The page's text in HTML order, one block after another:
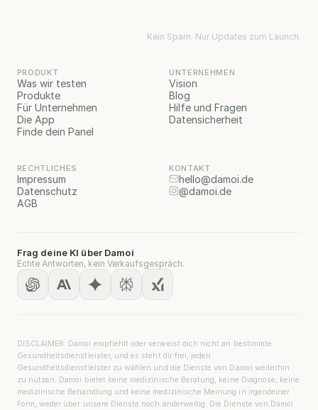
Kein Spam. Nur Updates zum Launch.
PRODUKT
Was wir testen
Produkte
Für Unternehmen
Die App
Finde dein Panel
UNTERNEHMEN
Vision
Blog
Hilfe und Fragen
Datensicherheit
RECHTLICHES
Impressum
Datenschutz
AGB
KONTAKT
hello@damoi.de
@damoi.de
Frag deine KI über Damoi
Echte Antworten, kein Verkaufsgespräch.
DISCLAIMER: Damoi empfiehlt oder verweist dich nicht an bestimmte
Gesundheitsdienstleister, und es steht dir frei, jeden
Gesundheitsdienstleister zu wählen und die Dienste von Damoi weiterhin
zu nutzen. Damoi bietet keine medizinische Beratung, keine Diagnose, keine
medizinische Behandlung und keine medizinische Meinung in irgendeiner
Form, weder über unsere Dienste noch anderweitig. Die Dienste von Damoi